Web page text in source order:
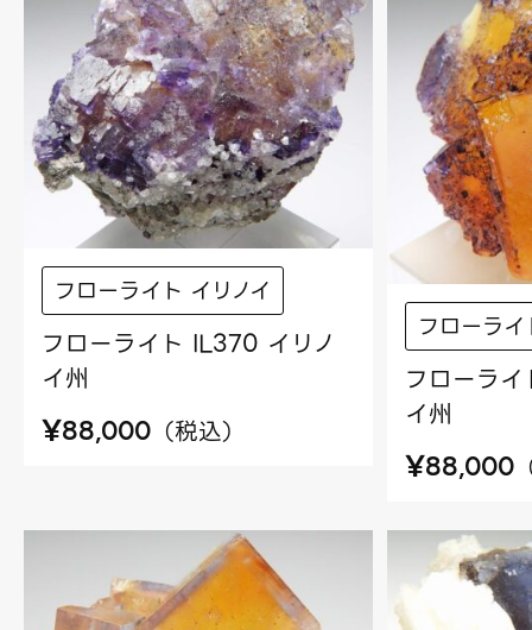
フローライト イリノイ
フローライト IL370 イリノ
イ州
¥88,000 （税込）
フローラ
フローラ
イ州
¥88,000